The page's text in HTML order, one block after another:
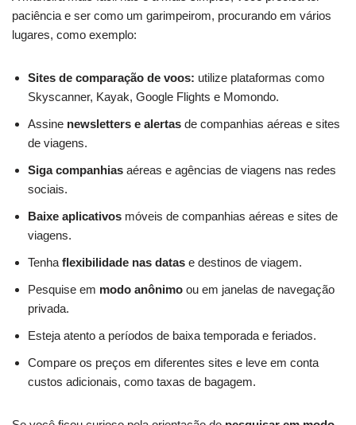
paciência e ser como um garimpeirom, procurando em vários
lugares, como exemplo:
Sites de comparação de voos: utilize plataformas como
Skyscanner, Kayak, Google Flights e Momondo.
Assine newsletters e alertas de companhias aéreas e sites
de viagens.
Siga companhias aéreas e agências de viagens nas redes
sociais.
Baixe aplicativos móveis de companhias aéreas e sites de
viagens.
Tenha flexibilidade nas datas e destinos de viagem.
Pesquise em modo anônimo ou em janelas de navegação
privada.
Esteja atento a períodos de baixa temporada e feriados.
Compare os preços em diferentes sites e leve em conta
custos adicionais, como taxas de bagagem.